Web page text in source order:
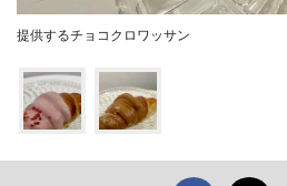
提供するチョコクロワッサン